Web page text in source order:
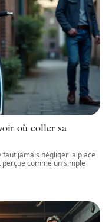
où coller sa
faut jamais négliger la place
perçue comme un simple